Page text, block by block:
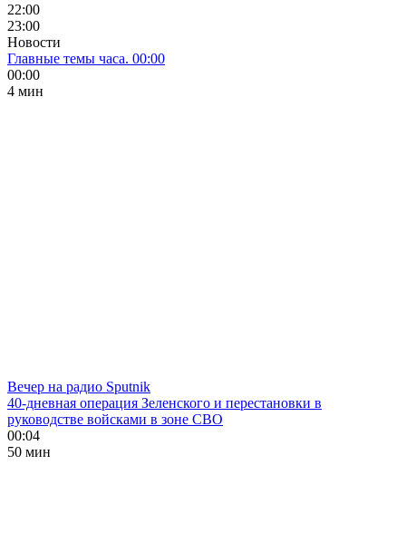
22:00
23:00
Новости
Главные темы часа. 00:00
00:00
4 мин
Вечер на радио Sputnik
40-дневная операция Зеленского и перестановки в
руководстве войсками в зоне СВО
00:04
50 мин